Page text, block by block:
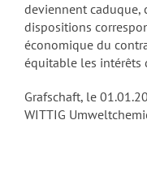
deviennent caduque,
dispositions
économique du
équitable les intérêts
Grafschaft, le
WITTIG